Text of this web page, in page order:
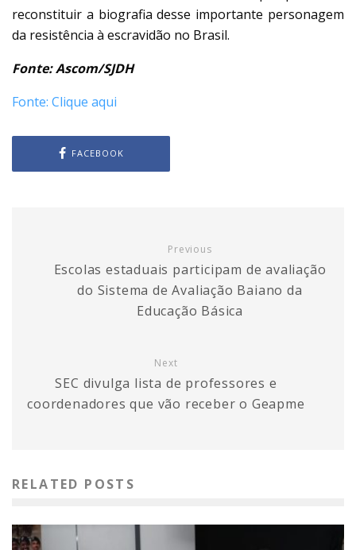
reconstituir a biografia desse importante personagem
da resistência à escravidão no Brasil.
Fonte: Ascom/SJDH
Fonte: Clique aqui
FACEBOOK
Previous
Escolas estaduais participam de avaliação
do Sistema de Avaliação Baiano da
Educação Básica
Next
SEC divulga lista de professores e
coordenadores que vão receber o Geapme
RELATED POSTS